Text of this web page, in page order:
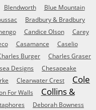
Blendworth Blue Mountain
Bradbury & Bradbury
Candice Olson
Carey
Casamance
Caselio
Burger
Charles Graser
Designs
Chesapeake
Clearwater Crest
Cole
For Walls
Collins &
Deborah Bowness